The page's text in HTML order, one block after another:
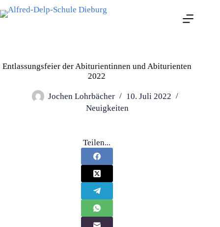
Entlassungsfeier der Abiturientinnen und Abiturienten
2022
Jochen Lohrbächer
10. Juli 2022
Neuigkeiten
Teilen...